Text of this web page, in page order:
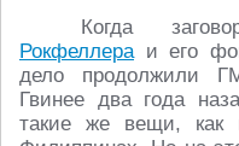
Когда
Рокфеллераи его
дело продолжили
Гвинее два года
такие же вещи, как